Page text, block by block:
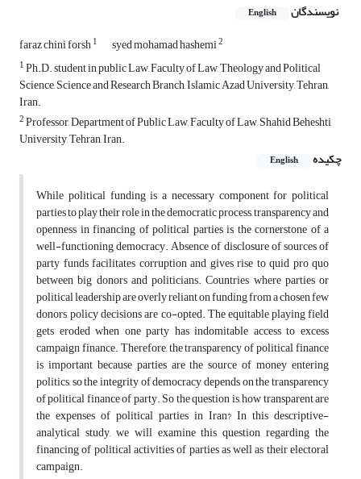
نویسندگان English
faraz chini forsh1 syed mohamad hashemi2
1Ph.D. student in public Law, Faculty of Law, Theology and Political
Science, Science and Research Branch, Islamic Azad University, Tehran,
Iran.
2Professor, Department of Public Law, Faculty of Law, Shahid Beheshti
University, Tehran, Iran.
چکیده
English
While political funding is a necessary component for political
parties to play their role in the democratic process, transparency and
openness in financing of political parties is the cornerstone of a
well-functioning democracy. Absence of disclosure of sources of
party funds facilitates corruption and gives rise to quid pro quo
between big donors and politicians. Countries where parties or
political leadership are overly reliant on funding from a chosen few
donors, policy decisions are co-opted. The equitable playing field
gets eroded when one party has indomitable access to excess
campaign finance. Therefore, the transparency of political finance
is important because parties are the source of money entering
politics, so the integrity of democracy depends on the transparency
of political finance of party. So the question is, how transparent are
the expenses of political parties in Iran? In this descriptive-
analytical study, we will examine this question regarding the
financing of political activities of parties as well as their electoral
campaign.